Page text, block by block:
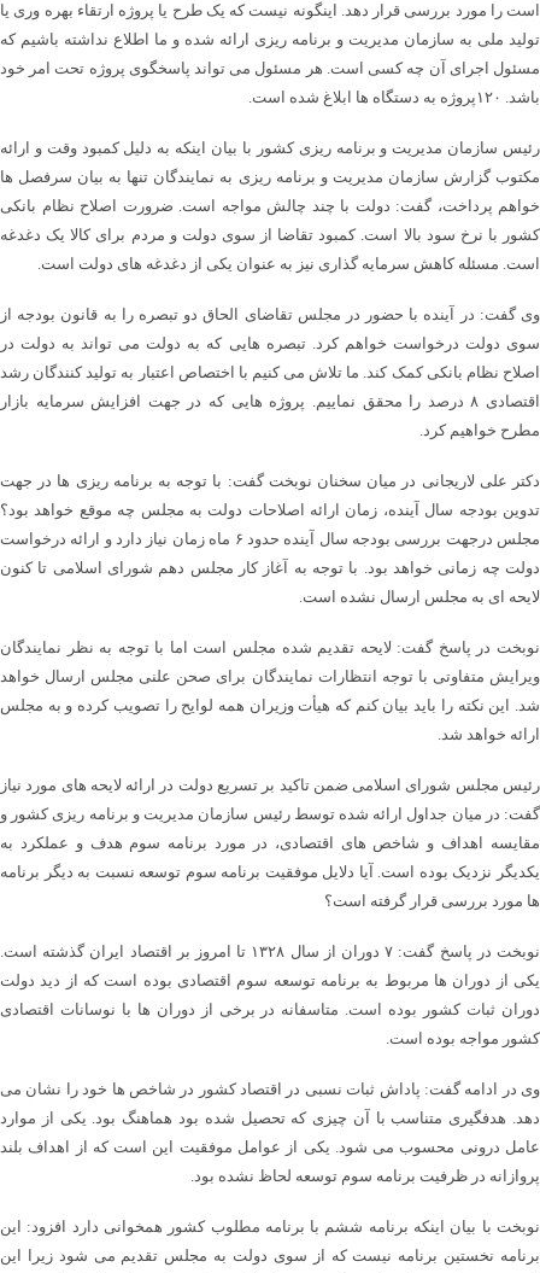
است را مورد بررسی قرار دهد. اینگونه نیست که یک طرح یا پروژه ارتقاء بهره وری یا
تولید ملی به سازمان مدیریت و برنامه ریزی ارائه شده و ما اطلاع نداشته باشیم که
مسئول اجرای آن چه کسی است. هر مسئول می تواند پاسخگوی پروژه تحت امر خود
باشد. ۱۲۰پروژه به دستگاه ها ابلاغ شده است.
رئیس سازمان مدیریت و برنامه ریزی کشور با بیان اینکه به دلیل کمبود وقت و ارائه
مکتوب گزارش سازمان مدیریت و برنامه ریزی به نمایندگان تنها به بیان سرفصل ها
خواهم پرداخت، گفت: دولت با چند چالش مواجه است. ضرورت اصلاح نظام بانکی
کشور با نرخ سود بالا است. کمبود تقاضا از سوی دولت و مردم برای کالا یک دغدغه
است. مسئله کاهش سرمایه گذاری نیز به عنوان یکی از دغدغه های دولت است.
وی گفت: در آینده با حضور در مجلس تقاضای الحاق دو تبصره را به قانون بودجه از
سوی دولت درخواست خواهم کرد. تبصره هایی که به دولت می تواند به دولت در
اصلاح نظام بانکی کمک کند. ما تلاش می کنیم با اختصاص اعتبار به تولید کنندگان رشد
اقتصادی ۸ درصد را محقق نماییم. پروژه هایی که در جهت افزایش سرمایه بازار
مطرح خواهیم کرد.
دکتر علی لاریجانی در میان سخنان نوبخت گفت: با توجه به برنامه ریزی ها در جهت
تدوین بودجه سال آینده، زمان ارائه اصلاحات دولت به مجلس چه موقع خواهد بود؟
مجلس درجهت بررسی بودجه سال آینده حدود ۶ ماه زمان نیاز دارد و ارائه درخواست
دولت چه زمانی خواهد بود. با توجه به آغاز کار مجلس دهم شورای اسلامی تا کنون
لایحه ای به مجلس ارسال نشده است.
نوبخت در پاسخ گفت: لایحه تقدیم شده مجلس است اما با توجه به نظر نمایندگان
ویرایش متفاوتی با توجه انتظارات نمایندگان برای صحن علنی مجلس ارسال خواهد
شد. این نکته را باید بیان کنم که هیأت وزیران همه لوایح را تصویب کرده و به مجلس
ارائه خواهد شد.
رئیس مجلس شورای اسلامی ضمن تاکید بر تسریع دولت در ارائه لایحه های مورد نیاز
گفت: در میان جداول ارائه شده توسط رئیس سازمان مدیریت و برنامه ریزی کشور و
مقایسه اهداف و شاخص های اقتصادی، در مورد برنامه سوم هدف و عملکرد به
یکدیگر نزدیک بوده است. آیا دلایل موفقیت برنامه سوم توسعه نسبت به دیگر برنامه
ها مورد بررسی قرار گرفته است؟
نوبخت در پاسخ گفت: ۷ دوران از سال ۱۳۲۸ تا امروز بر اقتصاد ایران گذشته است.
یکی از دوران ها مربوط به برنامه توسعه سوم اقتصادی بوده است که از دید دولت
دوران ثبات کشور بوده است. متاسفانه در برخی از دوران ها با نوسانات اقتصادی
کشور مواجه بوده است.
وی در ادامه گفت: پاداش ثبات نسبی در اقتصاد کشور در شاخص ها خود را نشان می
دهد. هدفگیری متناسب با آن چیزی که تحصیل شده بود هماهنگ بود. یکی از موارد
عامل درونی محسوب می شود. یکی از عوامل موفقیت این است که از اهداف بلند
پروازانه در ظرفیت برنامه سوم توسعه لحاظ نشده بود.
نوبخت با بیان اینکه برنامه ششم با برنامه مطلوب کشور همخوانی دارد افزود: این
برنامه نخستین برنامه نیست که از سوی دولت به مجلس تقدیم می شود زیرا این